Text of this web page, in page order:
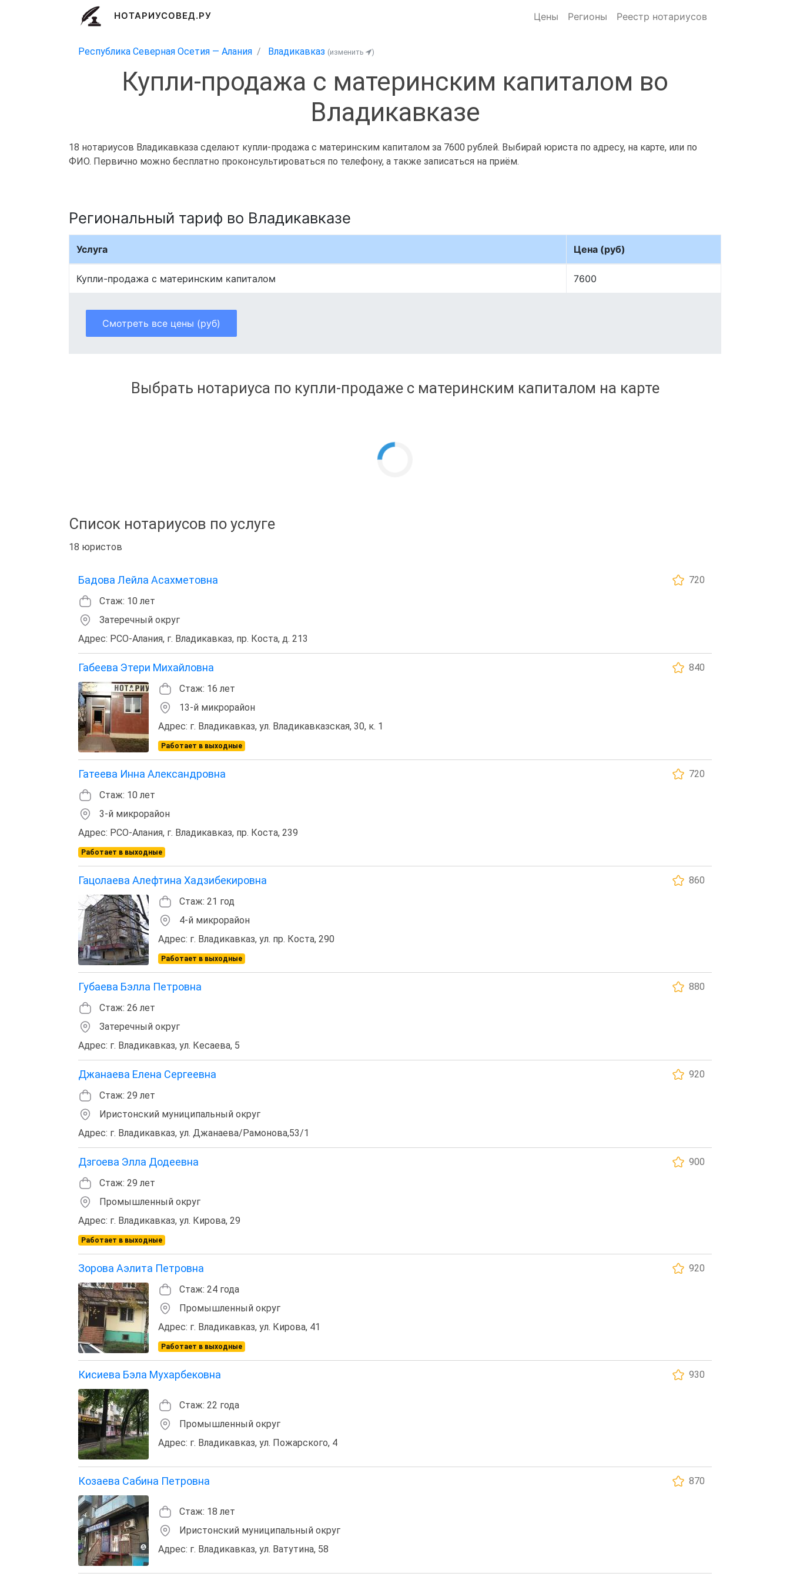
НОТАРИУСОВЕД.РУ Цены Регионы Реестр нотариусов
Республика Северная Осетия — Алания Владикавказ (изменить )
Купли-продажа с материнским капиталом во
Владикавказе
18 нотариусов Владикавказа сделают купли-продажа с материнским капиталом за 7600 рублей. Выбирай юриста по адресу, на карте, или по
ФИО. Первично можно бесплатно проконсультироваться по телефону, а также записаться на приём.
Региональный тариф во Владикавказе
Услуга Цена (руб)
Купли-продажа с материнским капиталом 7600
Смотреть все цены (руб)
Выбрать нотариуса по купли-продаже с материнским капиталом на карте
Список нотариусов по услуге
18 юристов
Бадова Лейла Асахметовна
720
Стаж: 10 лет
Затеречный округ
Адрес: РСО-Алания, г. Владикавказ, пр. Коста, д. 213
Габеева Этери Михайловна
840
Стаж: 16 лет
13-й микрорайон
Адрес: г. Владикавказ, ул. Владикавказская, 30, к. 1
Работает в выходные
Гатеева Инна Александровна
720
Стаж: 10 лет
3-й микрорайон
Адрес: РСО-Алания, г. Владикавказ, пр. Коста, 239
Работает в выходные
Гацолаева Алефтина Хадзибекировна
860
Стаж: 21 год
4-й микрорайон
Адрес: г. Владикавказ, ул. пр. Коста, 290
Работает в выходные
Губаева Бэлла Петровна
880
Стаж: 26 лет
Затеречный округ
Адрес: г. Владикавказ, ул. Кесаева, 5
Джанаева Елена Сергеевна
920
Стаж: 29 лет
Иристонский муниципальный округ
Адрес: г. Владикавказ, ул. Джанаева/Рамонова,53/1
Дзгоева Элла Додеевна
900
Стаж: 29 лет
Промышленный округ
Адрес: г. Владикавказ, ул. Кирова, 29
Работает в выходные
Зорова Аэлита Петровна
920
Стаж: 24 года
Промышленный округ
Адрес: г. Владикавказ, ул. Кирова, 41
Работает в выходные
Кисиева Бэла Мухарбековна 930
Стаж: 22 года
Промышленный округ
Адрес: г. Владикавказ, ул. Пожарского, 4
Козаева Сабина Петровна 870
Стаж: 18 лет
Иристонский муниципальный округ
Адрес: г. Владикавказ, ул. Ватутина, 58